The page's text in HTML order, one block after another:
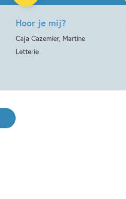
Hoor je mij?
Caja Cazemier, Martine
Letterie